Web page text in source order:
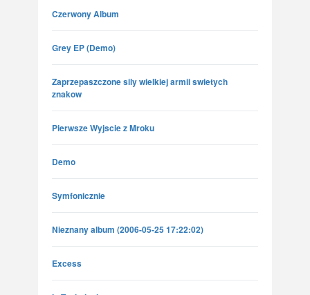
Czerwony Album
Grey EP (Demo)
Zaprzepaszczone sily wielkiej armii swietych
znakow
Pierwsze Wyjscie z Mroku
Demo
Symfonicznie
Nieznany album (2006-05-25 17:22:02)
Excess